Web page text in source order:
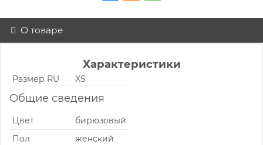
О товаре
Характеристики
Размер RU XS
Общие сведения
Цвет
бирюзовый
Пол
женский